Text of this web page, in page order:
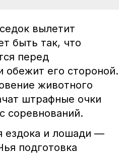
вылетит
быть так, что
перед
обежит его стороной.
животного
штрафные очки
соревнований.
ездока и лошади —
подготовка